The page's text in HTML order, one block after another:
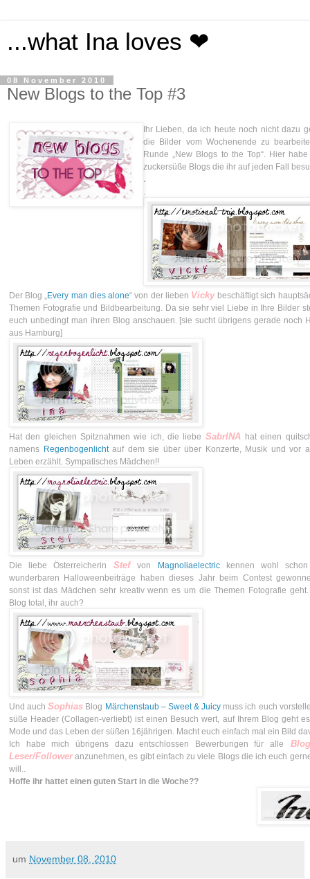
...what Ina loves ❤
08 November 2010
New Blogs to the Top #3
Ihr Lieben, da ich heute noch nicht dazu
die Bilder vom Wochenende zu
Runde „New Blogs to the Top“. Hier
zuckersüße Blogs die ihr auf jeden Fall
.
Der Blog „ Every man dies alone“ von der lieben Vicky beschäftigt sich
Themen Fotografie und Bildbearbeitung. Da sie sehr viel Liebe in Ihre Bilder
euch unbedingt man ihren Blog anschauen. [sie sucht übrigens gerade noch
aus Hamburg]
Hat den gleichen Spitznahmen wie ich, die liebe SabrINA hat einen
namens Regenbogenlichtauf dem sie über über Konzerte, Musik und vor
Leben erzählt. Sympatisches Mädchen!!
Die liebe Österreicherin Stefvon Magnoliaelectrickennen wohl schon
wunderbaren Halloweenbeiträge haben dieses Jahr beim Contest
sonst ist das Mädchen sehr kreativ wenn es um die Themen Fotografie
Blog total, ihr auch?
Und auchSophias Blog Märchenstaub – Sweet & Juicy muss ich euch
süße Header (Collagen-verliebt) ist einen Besuch wert, auf Ihrem Blog geht
Mode und das Leben der süßen 16jährigen. Macht euch einfach mal ein Bild
Ich habe mich übrigens dazu entschlossen Bewerbungen für alle
Leser/Followeranzunehmen, es gibt einfach zu viele Blogs die ich euch
will..
Hoffe ihr hattet einen guten Start in die Woche??
um November 08, 2010